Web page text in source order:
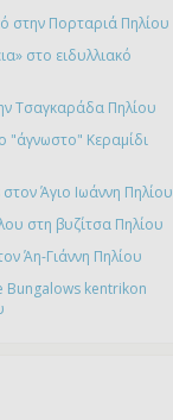
στην Πορταριά Πηλίου
στο ειδυλλιακό
Τσαγκαράδα Πηλίου
"άγνωστο" Κεραμίδι
Άγιο Ιωάννη Πηλίου
στη βυζίτσα Πηλίου
Άη-Γιάννη Πηλίου
Bungalows kentrikon